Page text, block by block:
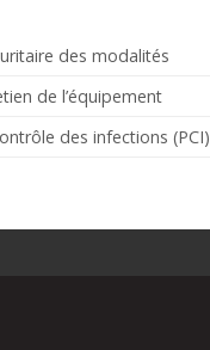
des modalités
de l’équipement
des infections (PCI)